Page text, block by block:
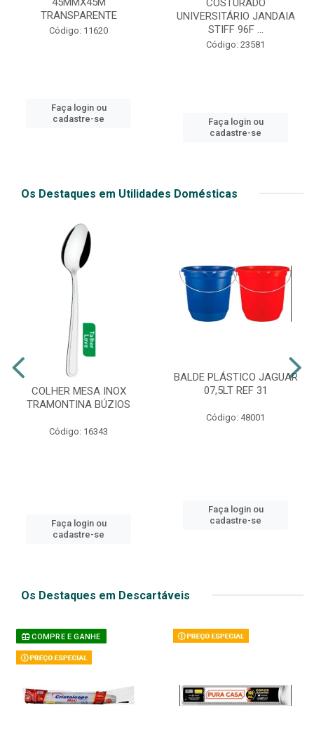
TRANSPARENTE
Código: 11620
Faça login ou
cadastre-se
COSTURADO
UNIVERSITÁRIO JANDAIA
STIFF 96F ...
Código: 23581
Faça login ou
cadastre-se
Os Destaques em Utilidades Domésticas
COLHER MESA INOX
TRAMONTINA BÚZIOS
Código: 16343
Faça login ou
cadastre-se
BALDE PLÁSTICO JAGUAR
07,5LT REF 31
Código: 48001
Faça login ou
cadastre-se
Os Destaques em Descartáveis
COMPRE E GANHE